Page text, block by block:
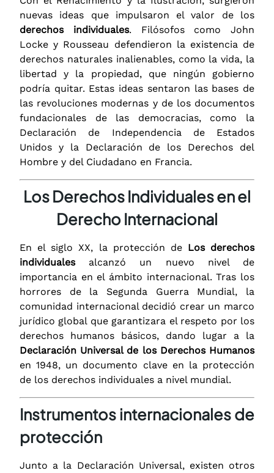
nuevas ideas que impulsaron el valor de los
derechos individuales. Filósofos como John
Locke y Rousseau defendieron la existencia de
derechos naturales inalienables, como la vida, la
libertad y la propiedad, que ningún gobierno
podría quitar. Estas ideas sentaron las bases de
las revoluciones modernas y de los documentos
fundacionales de las democracias, como la
Declaración de Independencia de Estados
Unidos y la Declaración de los Derechos del
Hombre y del Ciudadano en Francia.
Los Derechos Individuales en el
Derecho Internacional
En el siglo XX, la protección de Los derechos
individualesalcanzó un nuevo nivel de
importancia en el ámbito internacional. Tras los
horrores de la Segunda Guerra Mundial, la
comunidad internacional decidió crear un marco
jurídico global que garantizara el respeto por los
derechos humanos básicos, dando lugar a la
Declaración Universal de los Derechos Humanos
en 1948, un documento clave en la protección
de los derechos individuales a nivel mundial.
Instrumentos internacionales de
protección
Junto a la Declaración Universal, existen otros